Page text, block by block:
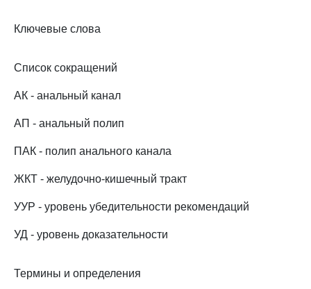
Ключевые слова
Список сокращений
АК - анальный канал
АП - анальный полип
ПАК - полип анального канала
ЖКТ - желудочно-кишечный тракт
УУР - уровень убедительности рекомендаций
УД - уровень доказательности
Термины и определения